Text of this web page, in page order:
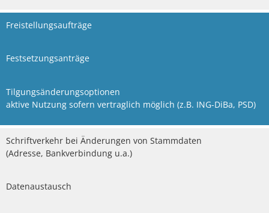
Freistellungsaufträge
Festsetzungsanträge
Tilgungsänderungsoptionen
aktive Nutzung sofern vertraglich möglich (z.B. ING-DiBa, PSD)
Schriftverkehr bei Änderungen von Stammdaten
(Adresse, Bankverbindung u.a.)
Datenaustausch